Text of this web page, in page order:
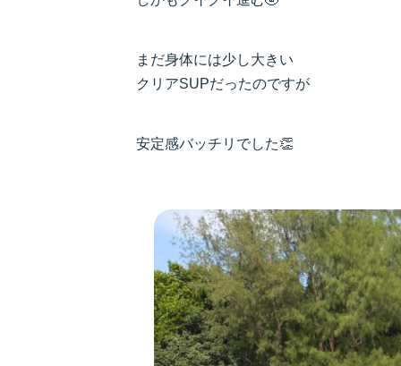
まだ身体には少し大きい
クリアSUPだったのですが
安定感バッチリでした👏